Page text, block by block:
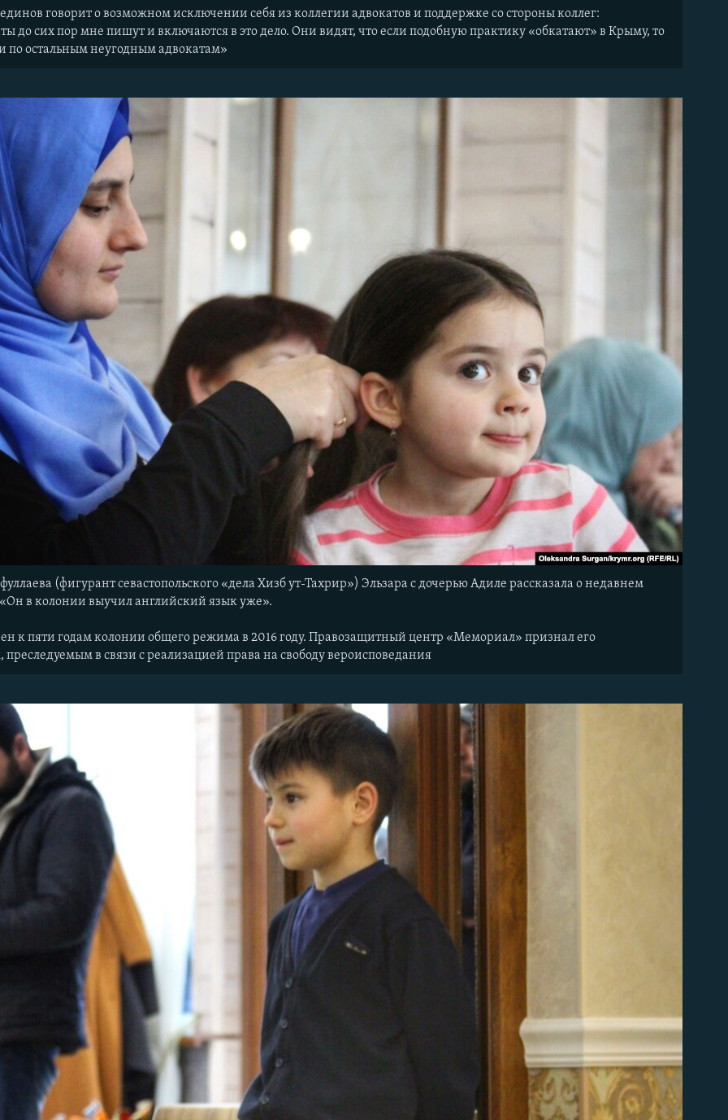
говорит о возможном исключении себя из коллегии адвокатов и поддержке со стороны коллег:
до сих пор мне пишут и включаются в это дело. Они видят, что если подобную практику «обкатают» в Крыму, то
по остальным неугодным адвокатам»
(фигурант севастопольского «дела Хизб ут-Тахрир») Эльзара с дочерью Адиле рассказала о недавнем
в колонии выучил английский язык уже».
к пяти годам колонии общего режима в 2016 году. Правозащитный центр «Мемориал» признал его
в связи с реализацией права на свободу вероисповедания